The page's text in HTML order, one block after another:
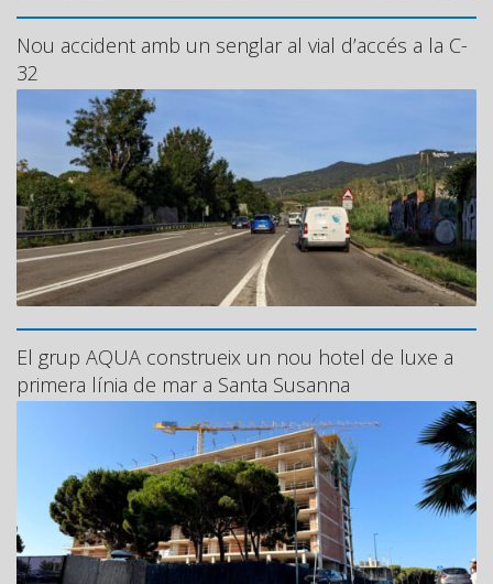
Nou accident amb un senglar al vial d’accés a la C-
32
El grup AQUA construeix un nou hotel de luxe a
primera línia de mar a Santa Susanna